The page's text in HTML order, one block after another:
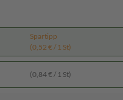
Spartipp
(0,52 € / 1 St)
(0,84 € / 1 St)